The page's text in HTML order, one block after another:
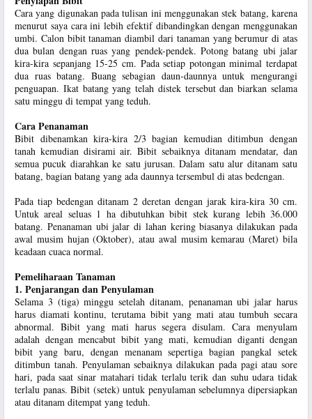
Cara yang digunakan pada tulisan ini menggunakan stek batang, karena
menurut saya cara ini lebih efektif dibandingkan dengan menggunakan
umbi. Calon bibit tanaman diambil dari tanaman yang berumur di atas
dua bulan dengan ruas yang pendek-pendek. Potong batang ubi jalar
kira-kira sepanjang 15-25 cm. Pada setiap potongan minimal terdapat
dua ruas batang. Buang sebagian daun-daunnya untuk mengurangi
penguapan. Ikat batang yang telah distek tersebut dan biarkan selama
satu minggu di tempat yang teduh.
Cara Penanaman
Bibit dibenamkan kira-kira 2/3 bagian kemudian ditimbun dengan
tanah kemudian disirami air. Bibit sebaiknya ditanam mendatar, dan
semua pucuk diarahkan ke satu jurusan. Dalam satu alur ditanam satu
batang, bagian batang yang ada daunnya tersembul di atas bedengan.
Pada tiap bedengan ditanam 2 deretan dengan jarak kira-kira 30 cm.
Untuk areal seluas 1 ha dibutuhkan bibit stek kurang lebih 36.000
batang. Penanaman ubi jalar di lahan kering biasanya dilakukan pada
awal musim hujan (Oktober), atau awal musim kemarau (Maret) bila
keadaan cuaca normal.
Pemeliharaan Tanaman
1. Penjarangan dan Penyulaman
Selama 3 (tiga) minggu setelah ditanam, penanaman ubi jalar harus
harus diamati kontinu, terutama bibit yang mati atau tumbuh secara
abnormal. Bibit yang mati harus segera disulam. Cara menyulam
adalah dengan mencabut bibit yang mati, kemudian diganti dengan
bibit yang baru, dengan menanam sepertiga bagian pangkal setek
ditimbun tanah. Penyulaman sebaiknya dilakukan pada pagi atau sore
hari, pada saat sinar matahari tidak terlalu terik dan suhu udara tidak
terlalu panas. Bibit (setek) untuk penyulaman sebelumnya dipersiapkan
atau ditanam ditempat yang teduh.